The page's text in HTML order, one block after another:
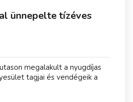
ünnepelte tízéves
megalakult a nyugdíjas
tagjai és vendégeik a